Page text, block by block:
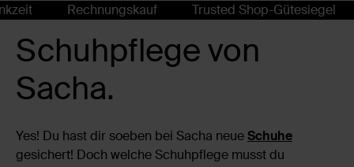
Rechnungskauf Trusted Shop-Gütesiegel
Schuhpflege von
Sacha.
Yes! Du hast dir soeben bei Sacha neueSchuhe
gesichert! Doch welche Schuhpflege musst du